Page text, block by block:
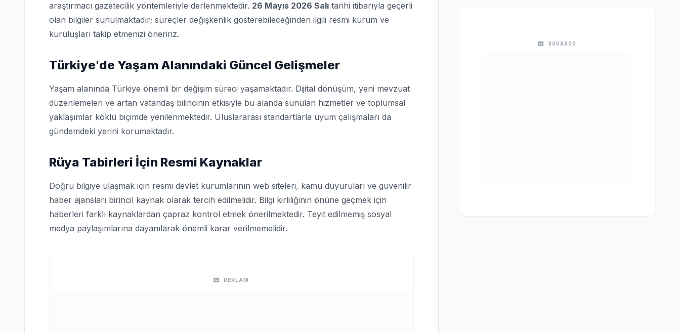
araştırmacı gazetecilik yöntemleriyle derlenmektedir. 26 Mayıs 2026 Salı tarihi itibarıyla geçerli
olan bilgiler sunulmaktadır; süreçler değişkenlik gösterebileceğinden ilgili resmi kurum ve
kuruluşları takip etmenizi öneririz.
Türkiye'de Yaşam Alanındaki Güncel Gelişmeler
Yaşam alanında Türkiye önemli bir değişim süreci yaşamaktadır. Dijital dönüşüm, yeni mevzuat
düzenlemeleri ve artan vatandaş bilincinin etkisiyle bu alanda sunulan hizmetler ve toplumsal
yaklaşımlar köklü biçimde yenilenmektedir. Uluslararası standartlarla uyum çalışmaları da
gündemdeki yerini korumaktadır.
Rüya Tabirleri İçin Resmi Kaynaklar
Doğru bilgiye ulaşmak için resmi devlet kurumlarının web siteleri, kamu duyuruları ve güvenilir
haber ajansları birincil kaynak olarak tercih edilmelidir. Bilgi kirliliğinin önüne geçmek için
haberleri farklı kaynaklardan çapraz kontrol etmek önerilmektedir. Teyit edilmemiş sosyal
medya paylaşımlarına dayanılarak önemli karar verilmemelidir.
REKLAM
300X600